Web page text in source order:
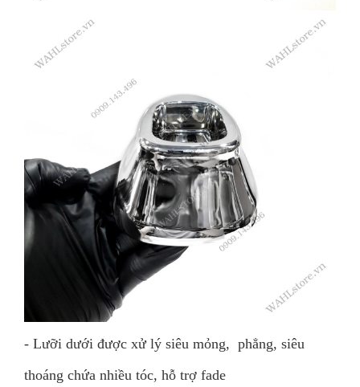
- Lưỡi dưới được xử lý siêu mỏng, phẳng, siêu
thoáng chứa nhiều tóc, hỗ trợ fade